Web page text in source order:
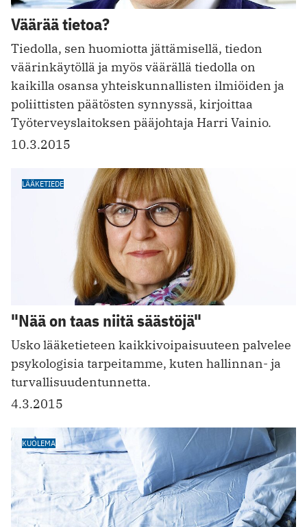
Väärää tietoa?
Tiedolla, sen huomiotta jättämisellä, tiedon
väärinkäytöllä ja myös väärällä tiedolla on
kaikilla osansa yhteiskunnallisten ilmiöiden ja
poliittisten päätösten synnyssä, kirjoittaa
Työterveyslaitoksen pääjohtaja Harri Vainio.
10.3.2015
LÄÄKETIEDE
"Nää on taas niitä säästöjä"
Usko lääketieteen kaikkivoipaisuuteen palvelee
psykologisia tarpeitamme, kuten hallinnan- ja
turvallisuudentunnetta.
4.3.2015
KUOLEMA